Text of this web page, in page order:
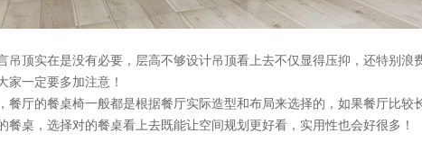
顶实在是没有必要，层高不够设计吊顶看上去不仅显得压抑，还特别浪
一定要多加注意！
餐厅的餐桌椅一般都是根据餐厅实际造型和布局来选择的，如果餐厅比较
，选择对的餐桌看上去既能让空间规划更好看，实用性也会好很多！